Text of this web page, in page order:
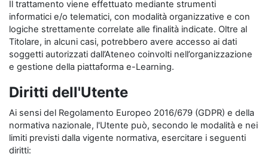
Il trattamento viene effettuato mediante strumenti
informatici e/o telematici, con modalità organizzative e con
logiche strettamente correlate alle finalità indicate. Oltre al
Titolare, in alcuni casi, potrebbero avere accesso ai dati
soggetti autorizzati dall’Ateneo coinvolti nell’organizzazione
e gestione della piattaforma e-Learning.
Diritti dell'Utente
Ai sensi del Regolamento Europeo 2016/679 (GDPR) e della
normativa nazionale, l'Utente può, secondo le modalità e nei
limiti previsti dalla vigente normativa, esercitare i seguenti
diritti: